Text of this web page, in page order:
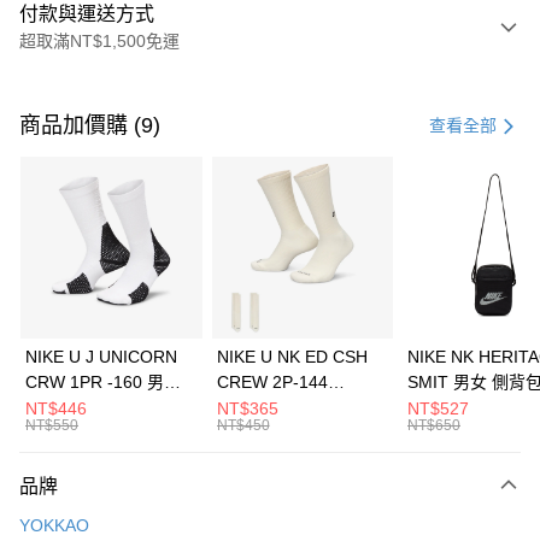
付款與運送方式
超取滿NT$1,500免運
信用卡一次付款
3 期 0 利率 每期 21家銀行
合作金庫商業銀行
第一商業銀行
華南商業銀行
彰化商業銀行
上海商業儲蓄銀行
元大商業銀行
台灣樂天信用卡公司
Apple Pay
全盈+PAY
AFTEE先享後付
【關於「AFTEE先享後付」】
便利好安心！
運送方式
商品加價購 (9) 查看全部
NIKE U J UNICORN
CRW 1PR -160 男女
中統襪 FZ3393100
NT$446
NT$550
NIKE U NK ED CSH
CREW 2P-144
EMBRDY 男女 短統襪
FZ3073133
NT$365
NT$450
NIKE NK
SMIT 男女 側背
BA5871010
NT$527
NT$650
品牌
YOKKAO